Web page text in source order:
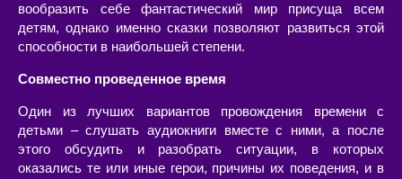
вообразить себе фантастический мир присуща всем
детям, однако именно сказки позволяют развиться этой
способности в наибольшей степени.
Совместно проведенное время
Один из лучших вариантов провождения времени с
детьми – слушать аудиокниги вместе с ними, а после
этого обсудить и разобрать ситуации, в которых
оказались те или иные герои, причины их поведения, и в